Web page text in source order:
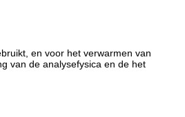
en voor het verwarmen van
van de analysefysica en de het